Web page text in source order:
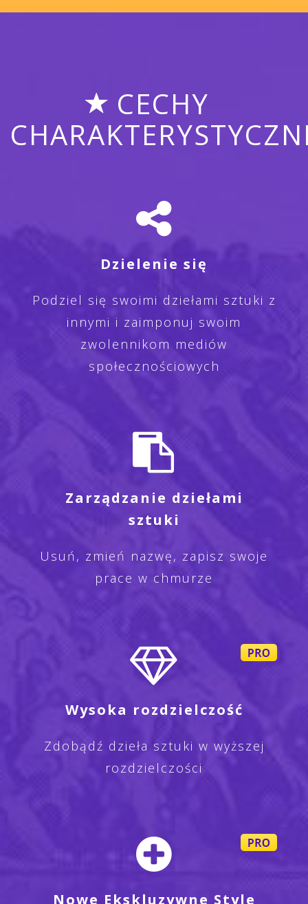
CECHY
Dzielenie się
Podziel się swoimi dziełami sztuki z
innymi i zaimponuj swoim
zwolennikom mediów
społecznościowych
Zarządzanie dziełami
sztuki
Usuń, zmień nazwę, zapisz swoje
prace w chmurze
Wysoka rozdzielczość
Zdobądź dzieła sztuki w wyższej
rozdzielczości
Nowe Ekskluzywne Style